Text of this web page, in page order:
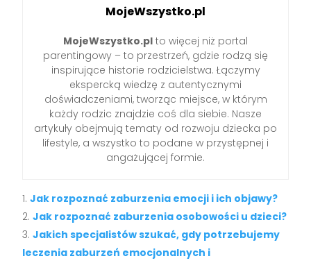
MojeWszystko.pl
MojeWszystko.pl to więcej niż portal
parentingowy – to przestrzeń, gdzie rodzą się
inspirujące historie rodzicielstwa. Łączymy
ekspercką wiedzę z autentycznymi
doświadczeniami, tworząc miejsce, w którym
każdy rodzic znajdzie coś dla siebie. Nasze
artykuły obejmują tematy od rozwoju dziecka po
lifestyle, a wszystko to podane w przystępnej i
angażującej formie.
Jak rozpoznać zaburzenia emocji i ich objawy?
Jak rozpoznać zaburzenia osobowości u dzieci?
Jakich specjalistów szukać, gdy potrzebujemy
leczenia zaburzeń emocjonalnych i